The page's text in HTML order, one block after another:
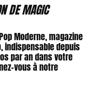
DE MAGIC
Moderne, magazine
indispensable depuis
par an dans votre
vous à notre